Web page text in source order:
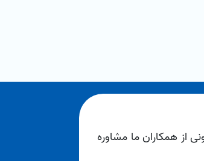
از همکاران ما مشاوره